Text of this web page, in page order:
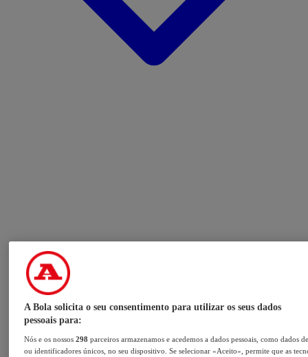
A Bola solicita o seu consentimento para utilizar os seus dados
pessoais para:
Nós e os nossos298 parceiros armazenamos e acedemos a dados pessoais, como dados
ou identificadores únicos, no seu dispositivo. Se selecionar «Aceito», permite que as